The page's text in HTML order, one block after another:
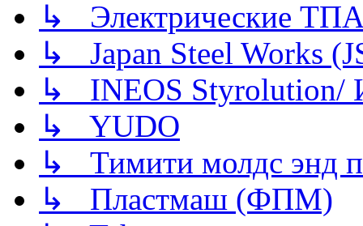
↳ Электрические
↳ Japan Steel Works
↳ INEOS
↳ YUDO
↳ Тимити молдс энд
↳ Пластмаш (ФПМ)